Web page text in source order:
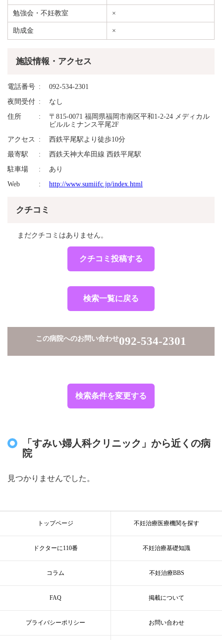
検索条件を変更する
勉強会・不妊教室 ×
助成金 ×
施設情報・アクセス
電話番号
092-534-2301
夜間受付
なし
住所
〒815-0071 福岡県福岡市南区平和1-2-24 メディカル
ビルルミナンス平尾2F
アクセス
西鉄平尾駅より徒歩10分
最寄駅
西鉄天神大牟田線 西鉄平尾駅
駐車場
あり
Web
http://www.sumiifc.jp/index.html
クチコミ
まだクチコミはありません。
クチコミ投稿する
検索一覧に戻る
この病院へのお問い合わせ092-534-2301
「すみい婦人科クリニック」から近くの病
院
見つかりませんでした。
トップページ 不妊治療医療機関を探す
ドクターに110番 不妊治療基礎知識
コラム 不妊治療BBS
FAQ 掲載について
プライバシーポリシー お問い合わせ